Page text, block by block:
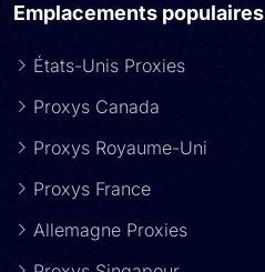
Emplacements populaires
États-Unis Proxies
Proxys Canada
Proxys Royaume-Uni
Proxys France
Allemagne Proxies